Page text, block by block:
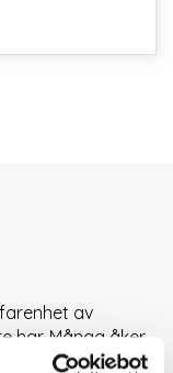
av
har. Många åker
defekt eller